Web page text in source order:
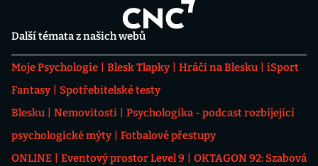
Další témata z našich webů
Moje Psychologie Blesk Tlapky Hráči na Blesku
iSport
Fantasy
Spotřebitelské testy
Blesku
Nemovitosti
Psychologika - podcast rozbíjející
psychologické mýty
Fotbalové přestupy
ONLINE
Eventový prostor Level 9
OKTAGON 92: Szabová